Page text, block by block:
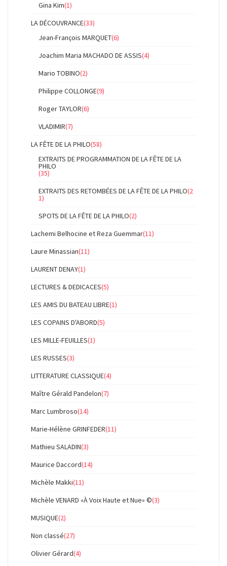
Gina Kim(1)
LA DÉCOUVRANCE(33)
Jean-François MARQUET(6)
Joachim Maria MACHADO DE ASSIS(4)
Mario TOBINO(2)
Philippe COLLONGE(9)
Roger TAYLOR(6)
VLADIMIR(7)
LA FÊTE DE LA PHILO(58)
EXTRAITS DE PROGRAMMATION DE LA FÊTE DE LA
PHILO
(35)
EXTRAITS DES RETOMBÉES DE LA FÊTE DE LA PHILO(2
1)
SPOTS DE LA FÊTE DE LA PHILO(2)
Lachemi Belhocine et Reza Guemmar(11)
Laure Minassian(11)
LAURENT DENAY(1)
LECTURES & DEDICACES(5)
LES AMIS DU BATEAU LIBRE(1)
LES COPAINS D'ABORD(5)
LES MILLE-FEUILLES(1)
LES RUSSES(3)
LITTERATURE CLASSIQUE(4)
Maître Gérald Pandelon(7)
Marc Lumbroso(14)
Marie-Hélène GRINFEDER(11)
Mathieu SALADIN(3)
Maurice Daccord(14)
Michèle Makki(11)
Michèle VENARD «À Voix Haute et Nue» ©(3)
MUSIQUE(2)
Non classé(27)
Olivier Gérard(4)